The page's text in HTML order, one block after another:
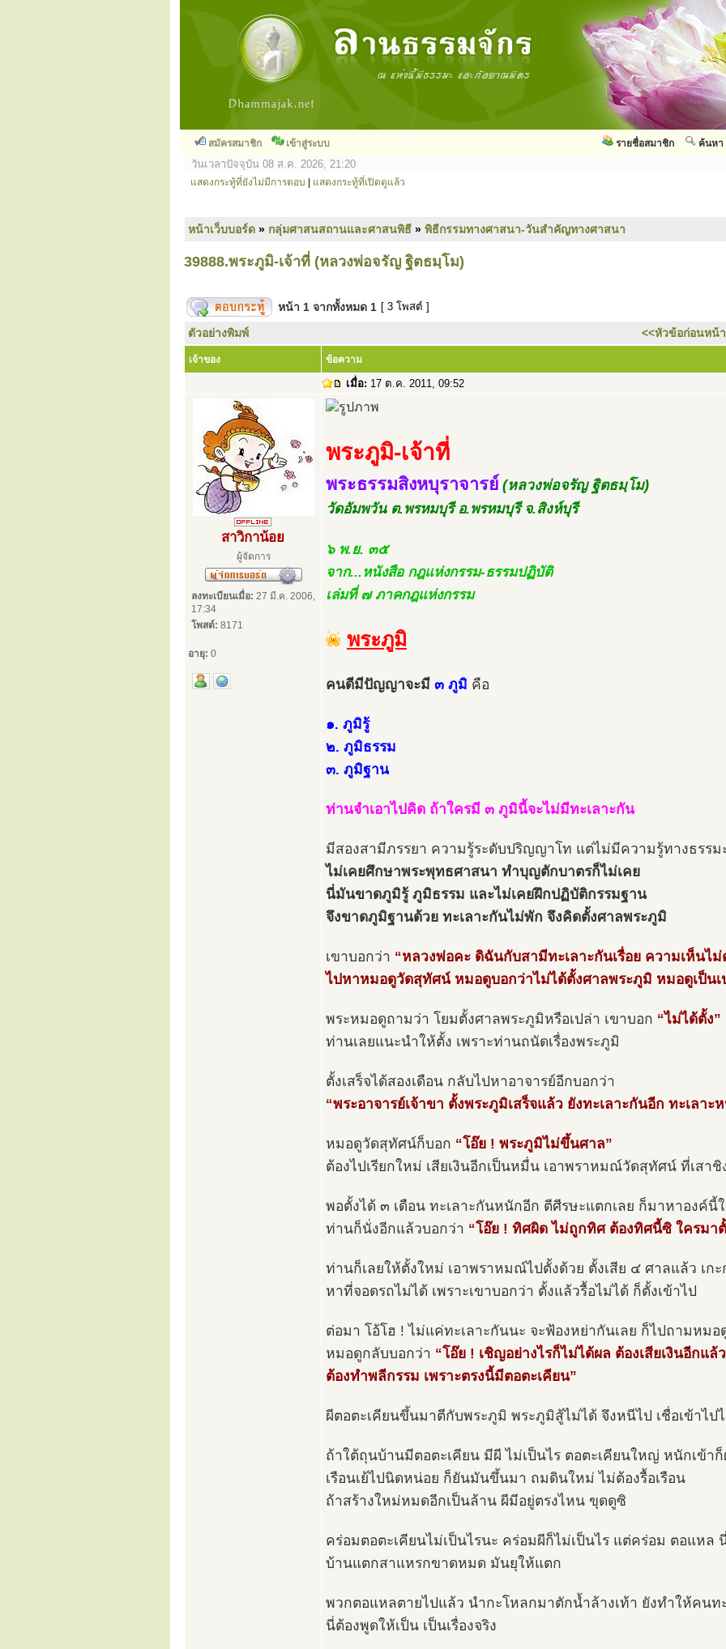
สมัครสมาชิก เข้าสู่ระบบ ค้นหา
รายชื่อสมาชิก
วันเวลาปัจจุบัน 08 ส.ค. 2026, 21:20
แสดงกระทู้ที่ยังไม่มีการตอบ แสดงกระทู้ที่เปิดดูแล้ว
หน้าเว็บบอร์ด » กลุ่มศาสนสถานและศาสนพิธี » พิธีกรรมทางศาสนา-วันสำคัญทางศาสนา
39888.พระภูมิ-เจ้าที่ (หลวงพ่อจรัญ ฐิตธมฺโม)
หน้า 1 จากทั้งหมด 1 [ 3 โพสต์ ]
ตัวอย่างพิมพ์ <<หัวข้อก่อนหน้า
เจ้าของ ข้อความ
เมื่อ: 17 ต.ค. 2011, 09:52
สาวิกาน้อย
ผู้จัดการ
ลงทะเบียนเมื่อ: 27 มี.ค. 2006,
17:34
โพสต์: 8171
อายุ: 0
พระภูมิ-เจ้าที่
พระธรรมสิงหบุราจารย์ (หลวงพ่อจรัญ ฐิตธมฺโม)
วัดอัมพวัน ต.พรหมบุรี อ.พรหมบุรี จ.สิงห์บุรี
๖ พ.ย. ๓๕
จาก...หนังสือ กฎแห่งกรรม-ธรรมปฏิบัติ
เล่มที่ ๗ ภาคกฎแห่งกรรม
พระภูมิ
คนดีมีปัญญาจะมี ๓ ภูมิ คือ
๑. ภูมิรู้
๒. ภูมิธรรม
๓. ภูมิฐาน
ท่านจำเอาไปคิด ถ้าใครมี ๓ ภูมินี้จะไม่มีทะเลาะกัน
มีสองสามีภรรยา ความรู้ระดับปริญญาโท แต่ไม่มีความรู้ทางธรรม
ไม่เคยศึกษาพระพุทธศาสนา ทำบุญตักบาตรก็ไม่เคย
นี่มันขาดภูมิรู้ ภูมิธรรม และไม่เคยฝึกปฏิบัติกรรมฐาน
จึงขาดภูมิฐานด้วย ทะเลาะกันไม่พัก จึงคิดตั้งศาลพระภูมิ
เขาบอกว่า “หลวงพ่อคะ ดิฉันกับสามีทะเลาะกันเรื่อย ความเห็นไม่
ไปหาหมอดูวัดสุทัศน์ หมอดูบอกว่าไม่ได้ตั้งศาลพระภูมิ หมอดูเป็นเ
พระหมอดูถามว่า โยมตั้งศาลพระภูมิหรือเปล่า เขาบอก “ไม่ได้ตั้ง”
ท่านเลยแนะนำให้ตั้ง เพราะท่านถนัดเรื่องพระภูมิ
ตั้งเสร็จได้สองเดือน กลับไปหาอาจารย์อีกบอกว่า
“พระอาจารย์เจ้าขา ตั้งพระภูมิเสร็จแล้ว ยังทะเลาะกันอีก ทะเลาะ
หมอดูวัดสุทัศน์ก็บอก “โอ๊ย ! พระภูมิไม่ขึ้นศาล”
ต้องไปเรียกใหม่ เสียเงินอีกเป็นหมื่น เอาพราหมณ์วัดสุทัศน์ ที่เสาชิ
พอตั้งได้ ๓ เดือน ทะเลาะกันหนักอีก ตีศีรษะแตกเลย ก็มาหาองค์นี้
ท่านก็นั่งอีกแล้วบอกว่า “โอ๊ย ! ทิศผิด ไม่ถูกทิศ ต้องทิศนี้ซิ ใครมา
ท่านก็เลยให้ตั้งใหม่ เอาพราหมณ์ไปตั้งด้วย ตั้งเสีย ๔ ศาลแล้ว เก
หาที่จอดรถไม่ได้ เพราะเขาบอกว่า ตั้งแล้วรื้อไม่ได้ ก็ตั้งเข้าไป
ต่อมา โอ้โฮ ! ไม่แค่ทะเลาะกันนะ จะฟ้องหย่ากันเลย ก็ไปถามหมอ
หมอดูกลับบอกว่า “โอ๊ย ! เชิญอย่างไรก็ไม่ได้ผล ต้องเสียเงินอีกแล้ว
ต้องทำพลีกรรม เพราะตรงนี้มีตอตะเคียน”
ผีตอตะเคียนขึ้นมาตีกับพระภูมิ พระภูมิสู้ไม่ได้ จึงหนีไป เชื่อเข้าไป
ถ้าใต้ถุนบ้านมีตอตะเคียน มีผี ไม่เป็นไร ตอตะเคียนใหญ่ หนักเข้าก็
เรือนเย้ไปนิดหน่อย ก็ยันมันขึ้นมา ถมดินใหม่ ไม่ต้องรื้อเรือน
ถ้าสร้างใหม่หมดอีกเป็นล้าน ผีมีอยู่ตรงไหน ขุดดูซิ
คร่อมตอตะเคียนไม่เป็นไรนะ คร่อมผีก็ไม่เป็นไร แต่คร่อม ตอแหล
บ้านแตกสาแหรกขาดหมด มันยุให้แตก
พวกตอแหลตายไปแล้ว นำกะโหลกมาตักน้ำล้างเท้า ยังทำให้คนทะ
นี่ต้องพูดให้เป็น เป็นเรื่องจริง